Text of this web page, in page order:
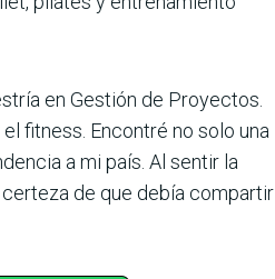
en Ges­tión de Proyectos.
fitness. Encontré no solo una
a mi país. Al sentir la
de que debía compartir